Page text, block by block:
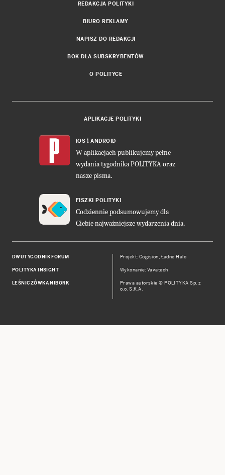
REDAKCJA POLITYKI
BIURO REKLAMY
NAPISZ DO REDAKCJI
BOK DLA SUBSKRYBENTÓW
O POLITYCE
APLIKACJE POLITYKI
IOS i ANDROID
W aplikacjach publikujemy pełne
wydania tygodnika POLITYKA oraz
nasze pisma.
FISZKI POLITYKI
Codziennie podsumowujemy dla
Ciebie najważniejsze wydarzenia dnia.
DWUTYGODNIK FORUM
POLITYKA INSIGHT
LEŚNICZÓWKA NIBORK
Projekt:Cogision, Ładne Halo
Wykonanie: Vavatech
Prawa autorskie © POLITYKA Sp. z
o.o. S.K.A.